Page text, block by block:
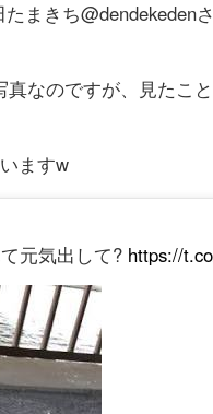
まきち@dendekeden
なのですが、見たこ
ますw
元気出して? https://